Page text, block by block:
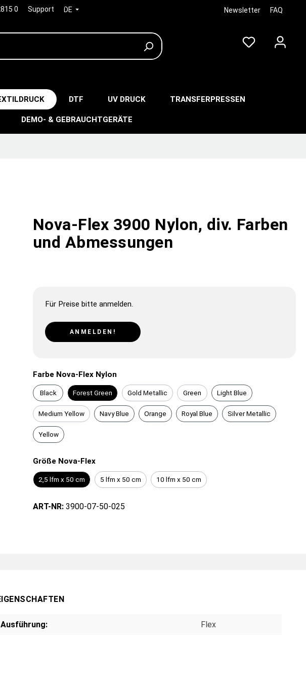
0 Support DE Newsletter FAQ
DTF UV DRUCK TRANSFERPRESSEN
DEMO- & GEBRAUCHTGERÄTE
Nova-Flex 3900 Nylon, div. Farben
und Abmessungen
Für Preise bitte anmelden.
ANMELDEN!
Farbe Nova-Flex Nylon
Black Forest Green Gold Metallic Green Light Blue
Medium Yellow Navy Blue Orange Royal Blue Silver Metallic
Yellow
Größe Nova-Flex
2,5 lfm x 50 cm 5 lfm x 50 cm 10 lfm x 50 cm
ART-NR: 3900-07-50-025
Ausführung: Flex